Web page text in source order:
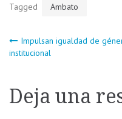
Tagged Ambato
entradas
Impulsan igualdad de
institucional
Deja una